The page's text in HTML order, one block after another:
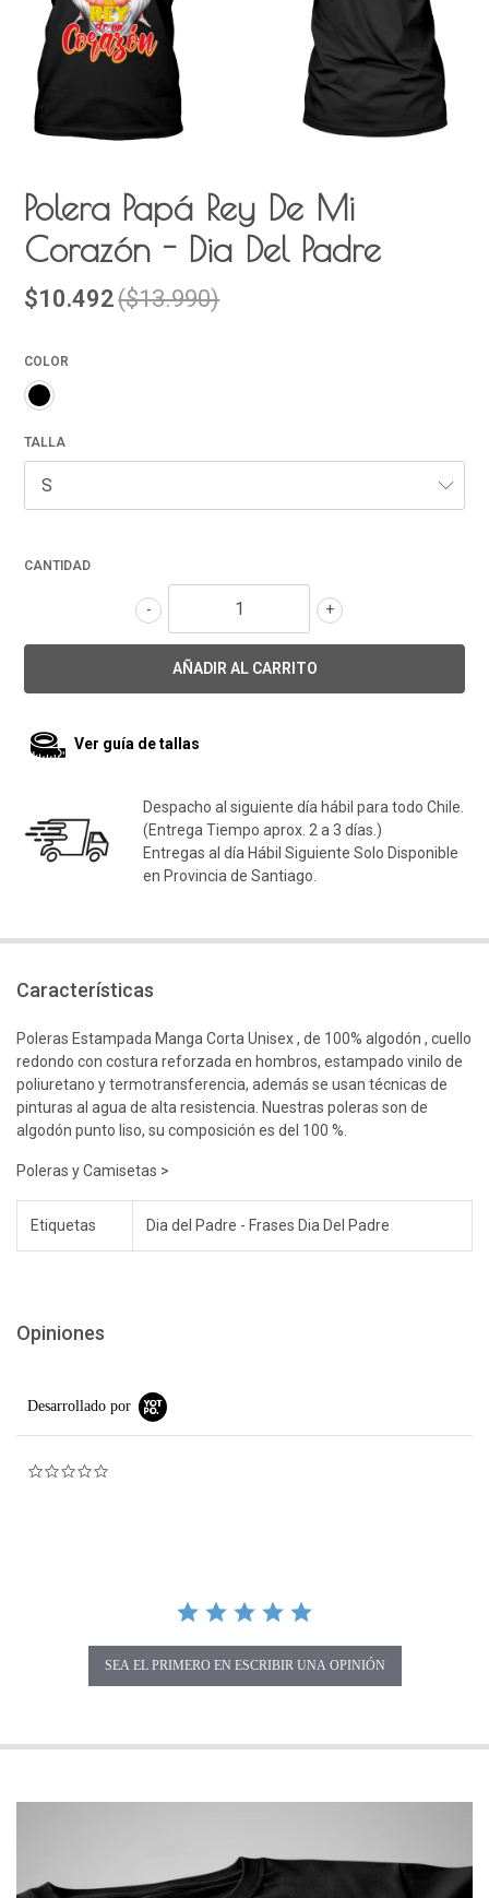
Polera Papá Rey De Mi
Corazón - Dia Del Padre
$10.492($13.990)
COLOR
TALLA
CANTIDAD
+
-
Ver guía de tallas
Despacho al siguiente día hábil para todo Chile.
(Entrega Tiempo aprox. 2 a 3 días.)
Entregas al día Hábil Siguiente Solo Disponible
en Provincia de Santiago.
Características
Poleras Estampada Manga Corta Unisex , de 100% algodón , cuello
redondo con costura reforzada en hombros, estampado vinilo de
poliuretano y termotransferencia, además se usan técnicas de
pinturas al agua de alta resistencia. Nuestras poleras son de
algodón punto liso, su composición es del 100 %.
Poleras y Camisetas >
Etiquetas Dia del Padre - Frases Dia Del Padre
Opiniones
Desarrollado por
SEA EL PRIMERO EN ESCRIBIR UNA OPINIÓN